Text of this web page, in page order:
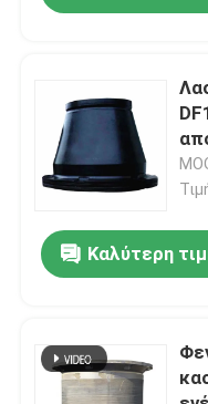
Έλεγχος ποιότητας
Ζητήστε μια
Λαστιχένιο
Πνευματικό
Καλύτερη